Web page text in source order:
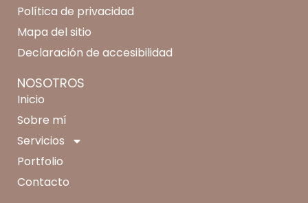
Política de privacidad
Mapa del sitio
Declaración de accesibilidad
NOSOTROS
Inicio
Sobre mí
Servicios
Portfolio
Contacto